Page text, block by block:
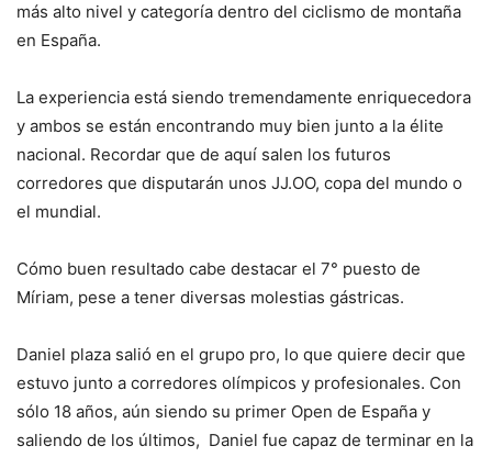
más alto nivel y categoría dentro del ciclismo de montaña
en España.
La experiencia está siendo tremendamente enriquecedora
y ambos se están encontrando muy bien junto a la élite
nacional. Recordar que de aquí salen los futuros
corredores que disputarán unos JJ.OO, copa del mundo o
el mundial.
Cómo buen resultado cabe destacar el 7° puesto de
Míriam, pese a tener diversas molestias gástricas.
Daniel plaza salió en el grupo pro, lo que quiere decir que
estuvo junto a corredores olímpicos y profesionales. Con
sólo 18 años, aún siendo su primer Open de España y
saliendo de los últimos, Daniel fue capaz de terminar en la